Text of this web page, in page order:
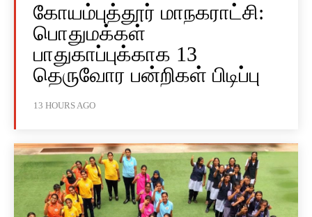
கோயம்புத்தூர் மாநகராட்சி:
பொதுமக்கள்
பாதுகாப்புக்காக 13
தெருவோர பன்றிகள் பிடிப்பு
13 HOURS AGO